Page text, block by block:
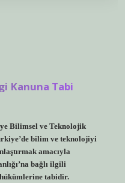
Kanuna Tabi
Bilimsel ve Teknolojik
bilim ve teknolojiyi
amacıyla
bağlı ilgili
tabidir.